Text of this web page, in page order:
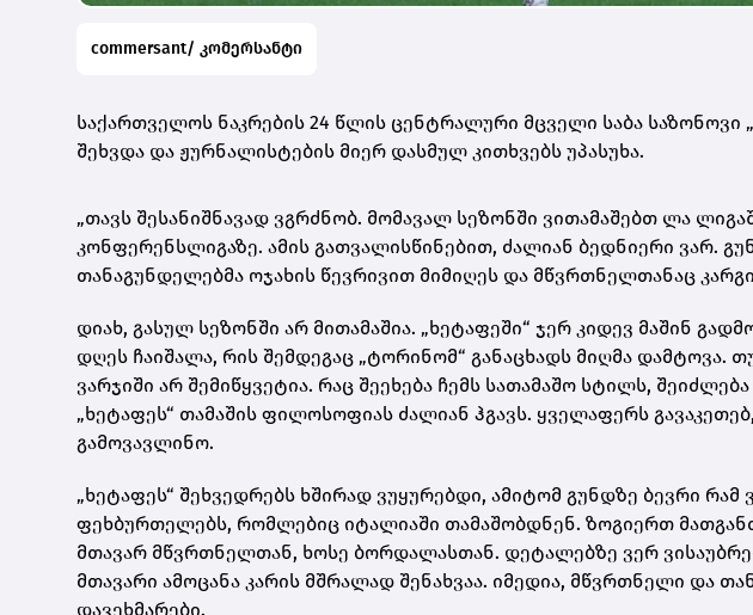
commersant/ კომერსანტი
საქართველოს ნაკრების 24 წლის ცენტრალური მცველი საბა საზონოვი
შეხვდა და ჟურნალისტების მიერ დასმულ კითხვებს უპასუხა.
„თავს შესანიშნავად ვგრძნობ. მომავალ სეზონში ვითამაშებთ ლა
კონფერენსლიგაზე. ამის გათვალისწინებით, ძალიან ბედნიერი ვარ.
თანაგუნდელებმა ოჯახის წევრივით მიმიღეს და მწვრთნელთანაც
დიახ, გასულ სეზონში არ მითამაშია. „ხეტაფეში“ ჯერ კიდევ მაშინ
დღეს ჩაიშალა, რის შემდეგაც „ტორინომ“ განაცხადს მიღმა დამტოვა.
ვარჯიში არ შემიწყვეტია. რაც შეეხება ჩემს სათამაშო სტილს,
„ხეტაფეს“ თამაშის ფილოსოფიას ძალიან ჰგავს. ყველაფერს
გამოვავლინო.
„ხეტაფეს“ შეხვედრებს ხშირად ვუყურებდი, ამიტომ გუნდზე ბევრი რამ
ფეხბურთელებს, რომლებიც იტალიაში თამაშობდნენ. ზოგიერთ
მთავარ მწვრთნელთან, ხოსე ბორდალასთან. დეტალებზე ვერ
მთავარი ამოცანა კარის მშრალად შენახვაა. იმედია, მწვრთნელი და
დავეხმარები.